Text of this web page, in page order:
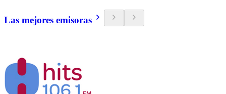
Las mejores emisoras